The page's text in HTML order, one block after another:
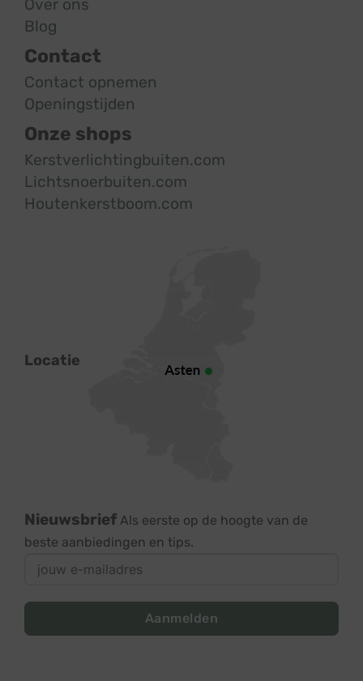
Over ons
Blog
Contact
Contact opnemen
Openingstijden
Onze shops
Kerstverlichtingbuiten.com
Lichtsnoerbuiten.com
Houtenkerstboom.com
Locatie
Nieuwsbrief Als eerste op de hoogte van de
beste aanbiedingen en tips.
Aanmelden